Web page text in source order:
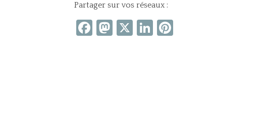
Partager sur vos réseaux :
Facebook
Mastodon
X LinkedIn